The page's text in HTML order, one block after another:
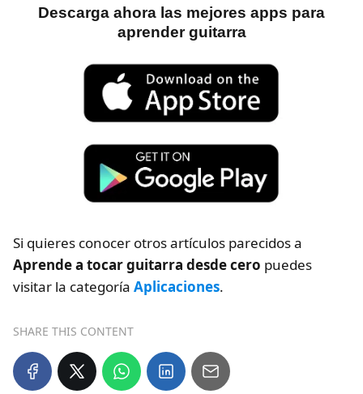
Descarga ahora las mejores apps para
aprender guitarra
Si quieres conocer otros artículos parecidos a
Aprende a tocar guitarra desde cero puedes
visitar la categoría Aplicaciones.
SHARE THIS CONTENT